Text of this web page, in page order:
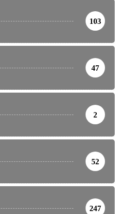
103
47
2
52
247